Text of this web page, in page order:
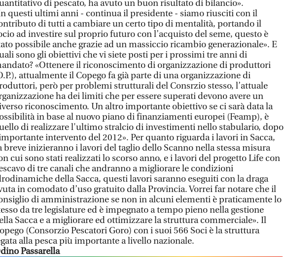
di pescato, ha avuto un buon risultato di bilancio».
questi ultimi anni - continua il presidente - siamo riusciti con il
di tutti a cambiare un certo tipo di mentalità, portando il
ad investire sul proprio futuro con l’acquisto del seme, questo è
possibile anche grazie ad un massiccio ricambio generazionale». E
sono gli obiettivi che vi siete posti per i prossimi tre anni di
«Ottenere il riconoscimento di organizzazione di produttori
attualmente il Copego fa già parte di una organizzazione di
però per problemi strutturali del Consrzio stesso, l’attuale
ha dei limiti che per essere superati devono avere un
riconoscimento. Un altro importante obiettivo se ci sarà data la
in base al nuovo piano di finanziamenti europei (Feamp), è
di realizzare l'ultimo stralcio di investimenti nello stabulario, dopo
intervento del 2012». Per quanto riguarda i lavori in Sacca,
breve inizieranno i lavori del taglio dello Scanno nella stessa misura
cui sono stati realizzati lo scorso anno, e i lavori del progetto Life con
di tre canali che andranno a migliorare le condizioni
della Sacca, questi lavori saranno eseguiti con la draga
in comodato d’uso gratuito dalla Provincia. Vorrei far notare che il
di amministrazione se non in alcuni elementi è praticamente lo
da tre legislature ed è impegnato a tempo pieno nella gestione
Sacca e a migliorare ed ottimizzare la struttura commerciale». Il
(Consorzio Pescatori Goro) con i suoi 566 Soci è la struttura
alla pesca più importante a livello nazionale.
Passarella